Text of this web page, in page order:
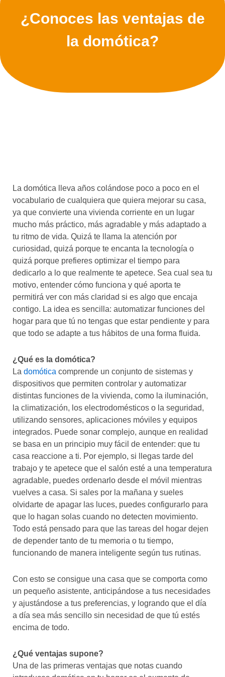
¿Conoces las ventajas de
la domótica?
La domótica lleva años colándose poco a poco en el
vocabulario de cualquiera que quiera mejorar su casa,
ya que convierte una vivienda corriente en un lugar
mucho más práctico, más agradable y más adaptado a
tu ritmo de vida. Quizá te llama la atención por
curiosidad, quizá porque te encanta la tecnología o
quizá porque prefieres optimizar el tiempo para
dedicarlo a lo que realmente te apetece. Sea cual sea tu
motivo, entender cómo funciona y qué aporta te
permitirá ver con más claridad si es algo que encaja
contigo. La idea es sencilla: automatizar funciones del
hogar para que tú no tengas que estar pendiente y para
que todo se adapte a tus hábitos de una forma fluida.
¿Qué es la domótica?
La domótica comprende un conjunto de sistemas y
dispositivos que permiten controlar y automatizar
distintas funciones de la vivienda, como la iluminación,
la climatización, los electrodomésticos o la seguridad,
utilizando sensores, aplicaciones móviles y equipos
integrados. Puede sonar complejo, aunque en realidad
se basa en un principio muy fácil de entender: que tu
casa reaccione a ti. Por ejemplo, si llegas tarde del
trabajo y te apetece que el salón esté a una temperatura
agradable, puedes ordenarlo desde el móvil mientras
vuelves a casa. Si sales por la mañana y sueles
olvidarte de apagar las luces, puedes configurarlo para
que lo hagan solas cuando no detecten movimiento.
Todo está pensado para que las tareas del hogar dejen
de depender tanto de tu memoria o tu tiempo,
funcionando de manera inteligente según tus rutinas.
Con esto se consigue una casa que se comporta como
un pequeño asistente, anticipándose a tus necesidades
y ajustándose a tus preferencias, y logrando que el día
a día sea más sencillo sin necesidad de que tú estés
encima de todo.
¿Qué ventajas supone?
Una de las primeras ventajas que notas cuando